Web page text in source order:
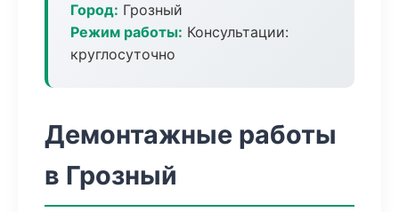
Город: Грозный
Режим работы: Консультации:
круглосуточно
Демонтажные работы
в Грозный